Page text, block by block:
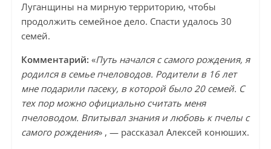
Луганщины на мирную территорию, чтобы
продолжить семейное дело. Спасти удалось 30
семей.
Комментарий: «Путь начался с самого рождения, я
родился в семье пчеловодов. Родители в 16 лет
мне подарили пасеку, в которой было 20 семей. С
тех пор можно официально считать меня
пчеловодом. Впитывал знания и любовь к пчелы с
самого рождения» , — рассказал Алексей конюших.